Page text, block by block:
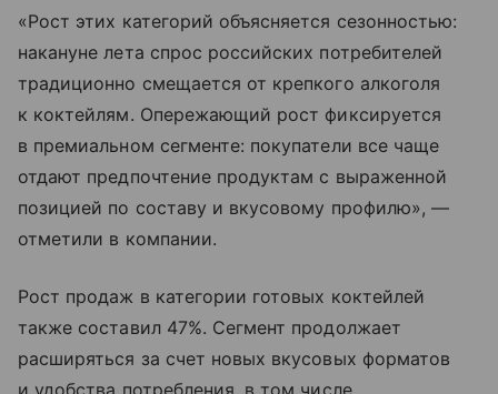
«Рост этих категорий объясняется сезонностью:
накануне лета спрос российских потребителей
традиционно смещается от крепкого алкоголя
к коктейлям. Опережающий рост фиксируется
в премиальном сегменте: покупатели все чаще
отдают предпочтение продуктам с выраженной
позицией по составу и вкусовому профилю», —
отметили в компании.
Рост продаж в категории готовых коктейлей
также составил 47%. Сегмент продолжает
расширяться за счет новых вкусовых форматов